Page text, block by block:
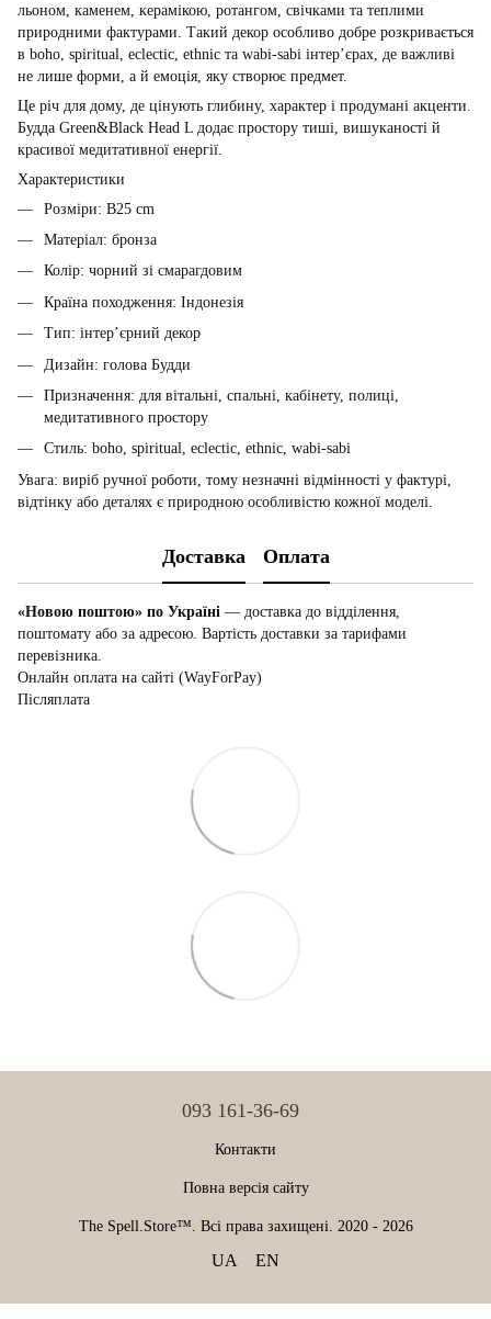
льоном, каменем, керамікою, ротангом, свічками та теплими
природними фактурами. Такий декор особливо добре розкривається
в boho, spiritual, eclectic, ethnic та wabi-sabi інтер’єрах, де важливі
не лише форми, а й емоція, яку створює предмет.
Це річ для дому, де цінують глибину, характер і продумані акценти.
Будда Green&Black Head L додає простору тиші, вишуканості й
красивої медитативної енергії.
Характеристики
Розміри: В25 cm
Матеріал: бронза
Колір: чорний зі смарагдовим
Країна походження: Індонезія
Тип: інтер’єрний декор
Дизайн: голова Будди
Призначення: для вітальні, спальні, кабінету, полиці,
медитативного простору
Стиль: boho, spiritual, eclectic, ethnic, wabi-sabi
Увага: виріб ручної роботи, тому незначні відмінності у фактурі,
відтінку або деталях є природною особливістю кожної моделі.
Доставка Оплата
«Новою поштою» по Україні — доставка до відділення,
поштомату або за адресою. Вартість доставки за тарифами
перевізника.
Онлайн оплата на сайті (WayForPay)
Післяплата
093 161-36-69
Контакти
Повна версія сайту
The Spell.Store™. Всі права захищені. 2020 - 2026
UA EN